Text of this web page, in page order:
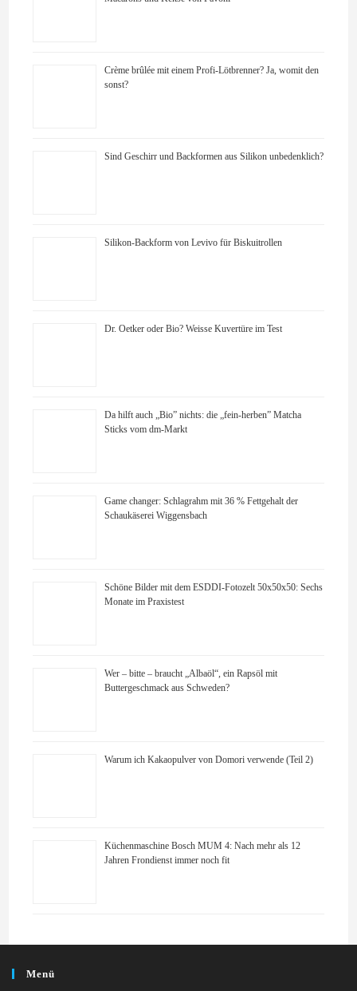
Crème brûlée mit einem Profi-Lötbrenner? Ja, womit den
sonst?
Sind Geschirr und Backformen aus Silikon unbedenklich?
Silikon-Backform von Levivo für Biskuitrollen
Dr. Oetker oder Bio? Weisse Kuvertüre im Test
Da hilft auch „Bio” nichts: die „fein-herben” Matcha
Sticks vom dm-Markt
Game changer: Schlagrahm mit 36 % Fettgehalt der
Schaukäserei Wiggensbach
Schöne Bilder mit dem ESDDI-Fotozelt 50x50x50: Sechs
Monate im Praxistest
Wer – bitte – braucht „Albaöl“, ein Rapsöl mit
Buttergeschmack aus Schweden?
Warum ich Kakaopulver von Domori verwende (Teil 2)
Küchenmaschine Bosch MUM 4: Nach mehr als 12
Jahren Frondienst immer noch fit
Menü